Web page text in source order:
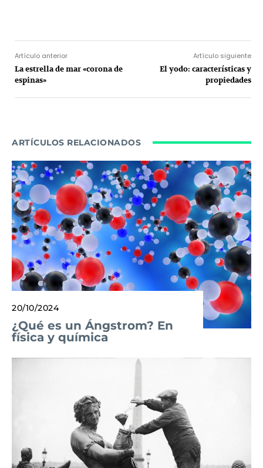
Artículo anterior
La estrella de mar «corona de
espinas»
Artículo siguiente
El yodo: características y
propiedades
ARTÍCULOS RELACIONADOS
20/10/2024
¿Qué es un Ángstrom? En
física y química